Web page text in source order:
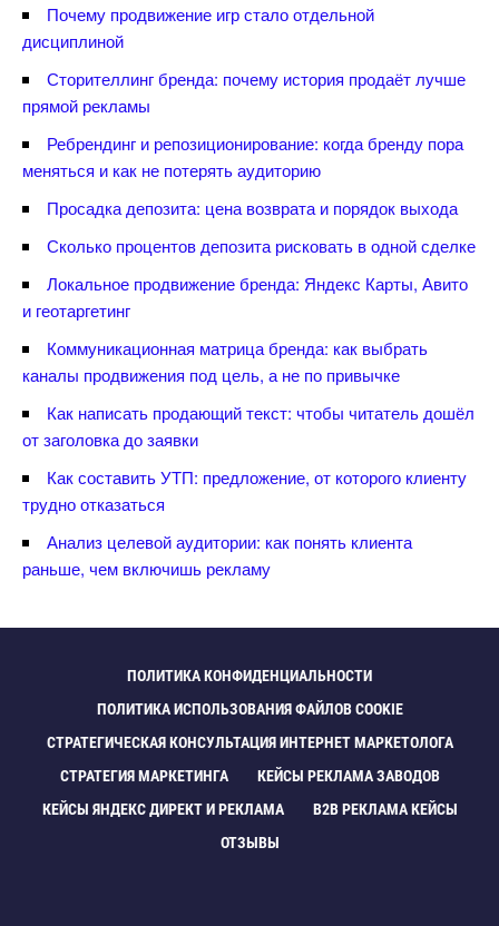
Почему продвижение игр стало отдельной
дисциплиной
Сторителлинг бренда: почему история продаёт лучше
прямой рекламы
Ребрендинг и репозиционирование: когда бренду пора
меняться и как не потерять аудиторию
Просадка депозита: цена возврата и порядок выхода
Сколько процентов депозита рисковать в одной сделке
Локальное продвижение бренда: Яндекс Карты, Авито
и геотаргетин
Коммуникационная матрица бренда: как выбрать
каналы продвижения под цель, а не по привычке
Как написать продающий текст: чтобы читатель дошёл
от заголовка до заявки
Как составить УТП: предложение, от которого клиенту
трудно отказаться
Анализ целевой аудитории: как понять клиента
раньше, чем включишь рекламу
ПОЛИТИКА КОНФИДЕНЦИАЛЬНОСТИ
ПОЛИТИКА ИСПОЛЬЗОВАНИЯ ФАЙЛОВ COOKIE
СТРАТЕГИЧЕСКАЯ КОНСУЛЬТАЦИЯ ИНТЕРНЕТ МАРКЕТОЛОГА
СТРАТЕГИЯ МАРКЕТИНГА
КЕЙСЫ РЕКЛАМА ЗАВОДО
КЕЙСЫ ЯНДЕКС ДИРЕКТ И РЕКЛАМА
B2B РЕКЛАМА КЕЙСЫ
ОТЗЫВЫ